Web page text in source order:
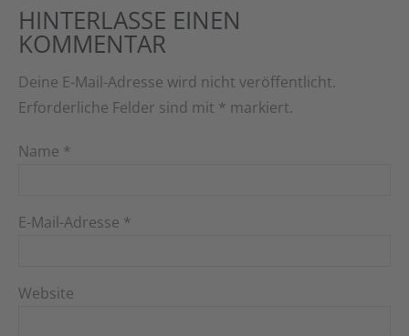
HINTERLASSE EINEN
KOMMENTAR
Deine E-Mail-Adresse wird nicht veröffentlicht.
Erforderliche Felder sind mit * markiert.
Name *
E-Mail-Adresse *
Website